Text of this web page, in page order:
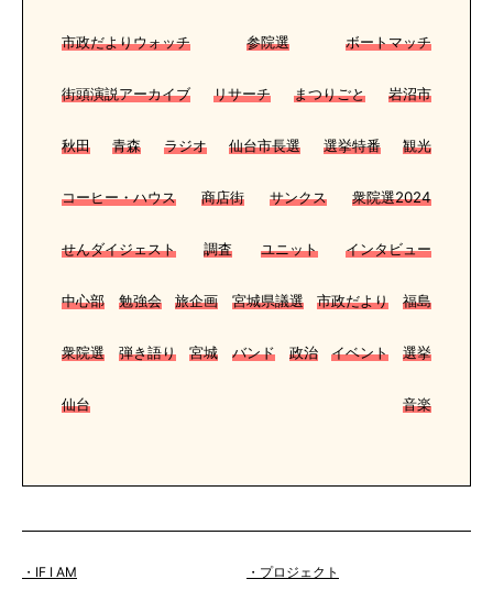
市政だよりウォッチ 参院選 ボートマッチ
街頭演説アーカイブ リサーチ まつりごと 岩沼市
秋田 青森 ラジオ 仙台市長選 選挙特番 観光
コーヒー・ハウス 商店街 サンクス 衆院選2024
せんダイジェスト 調査 ユニット インタビュー
中心部 勉強会 旅企画 宮城県議選 市政だより 福島
衆院選 弾き語り 宮城 バンド 政治 イベント 選挙
仙台 音楽
・IF I AM
・プロジェクト